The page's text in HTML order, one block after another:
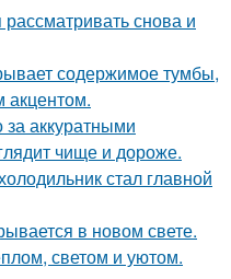
снова и
содержимое тумбы,
акцентом.
за аккуратными
чище и дороже.
стал главной
в новом свете.
светом и уютом.